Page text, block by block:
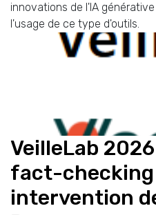
innovations de l'IA
l'usage de ce type d'outils.
VeilleLab
fact-
intervention